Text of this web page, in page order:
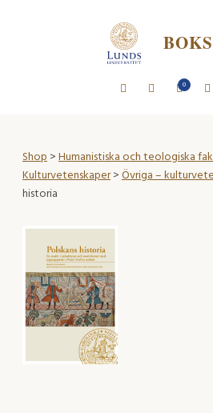
0
Shop>Humanistiska och teologiska
Kulturvetenskaper>Övriga –
historia